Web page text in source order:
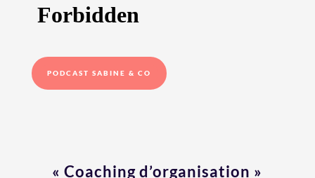
PODCAST SABINE & CO
« Coaching d’organisation »